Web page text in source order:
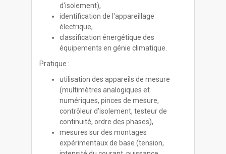
d'isolement),
identification de l'appareillage
électrique,
classification énergétique des
équipements en génie climatique.
Pratique :
utilisation des appareils de mesure
(multimètres analogiques et
numériques, pinces de mesure,
contrôleur d'isolement, testeur de
continuité, ordre des phases),
mesures sur des montages
expérimentaux de base (tension,